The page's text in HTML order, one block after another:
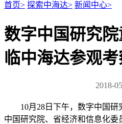
首页> 探索中海达> 新闻中心>
数字中国研究
临中海达参观
2018-
10月28日下午，数字中国
中国研究院、省经济和信息化